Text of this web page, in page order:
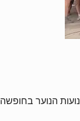
הנוער בחופשה